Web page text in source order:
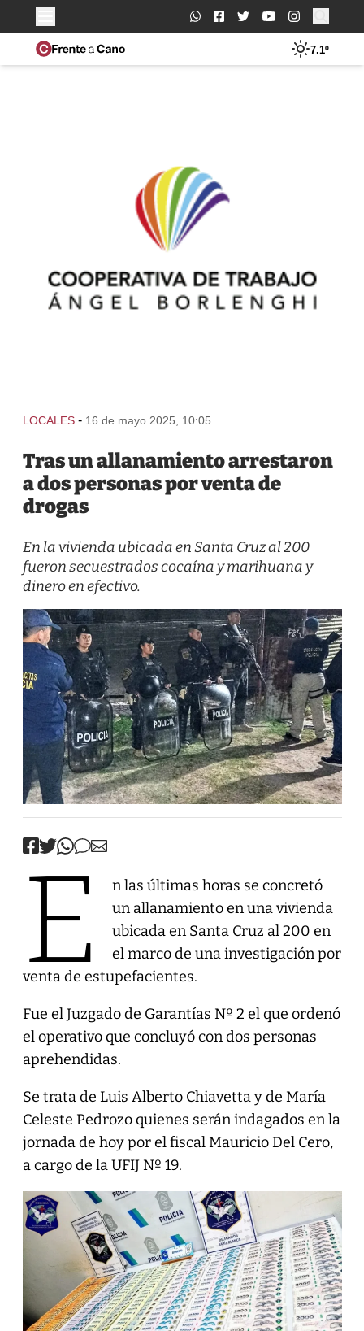
Buscar:
7.1º
LOCALES - 16 de mayo 2025, 10:05
Tras un allanamiento arrestaron
a dos personas por venta de
drogas
En la vivienda ubicada en Santa Cruz al 200
fueron secuestrados cocaína y marihuana y
dinero en efectivo.
E
n las últimas horas se concretó
un allanamiento en una vivienda
ubicada en Santa Cruz al 200 en
el marco de una investigación por
venta de estupefacientes.
Fue el Juzgado de Garantías Nº 2 el que ordenó
el operativo que concluyó con dos personas
aprehendidas.
Se trata de Luis Alberto Chiavetta y de María
Celeste Pedrozo quienes serán indagados en la
jornada de hoy por el fiscal Mauricio Del Cero,
a cargo de la UFIJ Nº 19.